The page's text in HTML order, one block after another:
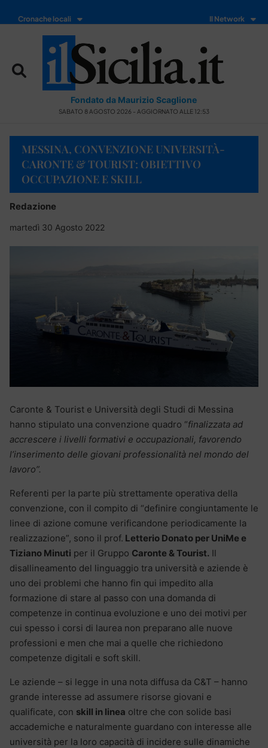
Cronache locali Il Network
Fondato da Maurizio Scaglione
SABATO 8 AGOSTO 2026 - AGGIORNATO ALLE 12:53
MESSINA, CONVENZIONE UNIVERSITÀ-
CARONTE & TOURIST: OBIETTIVO
OCCUPAZIONE E SKILL
Redazione
martedì 30 Agosto 2022
Caronte & Tourist e Università degli Studi di Messina
hanno stipulato una convenzione quadro “finalizzata ad
accrescere i livelli formativi e occupazionali, favorendo
l’inserimento delle giovani professionalità nel mondo del
lavoro”.
Referenti per la parte più strettamente operativa della
convenzione, con il compito di “definire congiuntamente le
linee di azione comune verificandone periodicamente la
realizzazione”, sono il prof. Letterio Donato per UniMe e
Tiziano Minuti per il Gruppo Caronte & Tourist. Il
disallineamento del linguaggio tra università e aziende è
uno dei problemi che hanno fin qui impedito alla
formazione di stare al passo con una domanda di
competenze in continua evoluzione e uno dei motivi per
cui spesso i corsi di laurea non preparano alle nuove
professioni e men che mai a quelle che richiedono
competenze digitali e soft skill.
Le aziende – si legge in una nota diffusa da C&T – hanno
grande interesse ad assumere risorse giovani e
qualificate, con skill in linea oltre che con solide basi
accademiche e naturalmente guardano con interesse alle
università per la loro capacità di incidere sulle dinamiche